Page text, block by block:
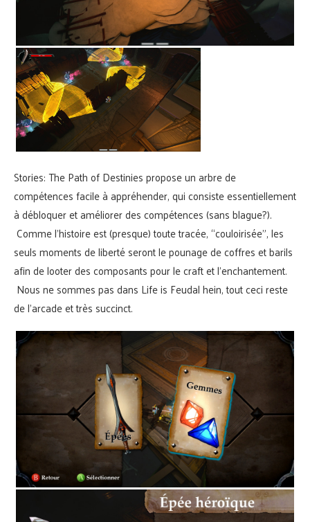
Stories: The Path of Destinies propose un arbre de
compétences facile à appréhender, qui consiste essentiellement
à débloquer et améliorer des compétences (sans blague?).
Comme l’histoire est (presque) toute tracée, “couloirisée”, les
seuls moments de liberté seront le pounage de coffres et barils
afin de looter des composants pour le craft et l’enchantement.
Nous ne sommes pas dans Life is Feudal hein, tout ceci reste
de l’arcade et très succinct.